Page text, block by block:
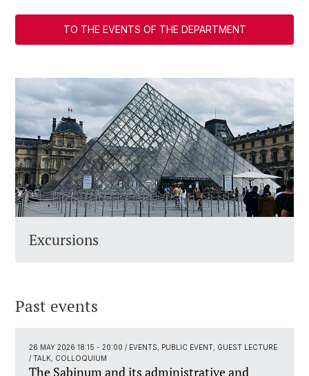
TO THE EVENTS OF THE DEPARTMENT
Excursions
Past events
26 MAY 2026 18:15 - 20:00 / EVENTS, PUBLIC EVENT, GUEST LECTURE
/ TALK, COLLOQUIUM
The Sabinum and its administrative and